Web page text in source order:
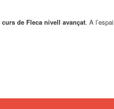
curs de Fleca nivell avançat. A l’espai